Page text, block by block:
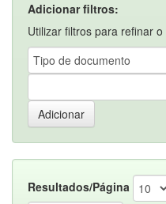
Adicionar filtros:
Utilizar filtros para refinar
Resultados/Página